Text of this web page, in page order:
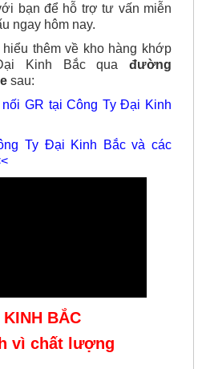
bạn để hỗ trợ tư vấn miễn
ngay hôm nay.
thêm về kho hàng khớp
Kinh Bắc qua đường
sau:
GR tại Công Ty Đại Kinh
Ty Đại Kinh Bắc và các
BẮC
vì chất lượng